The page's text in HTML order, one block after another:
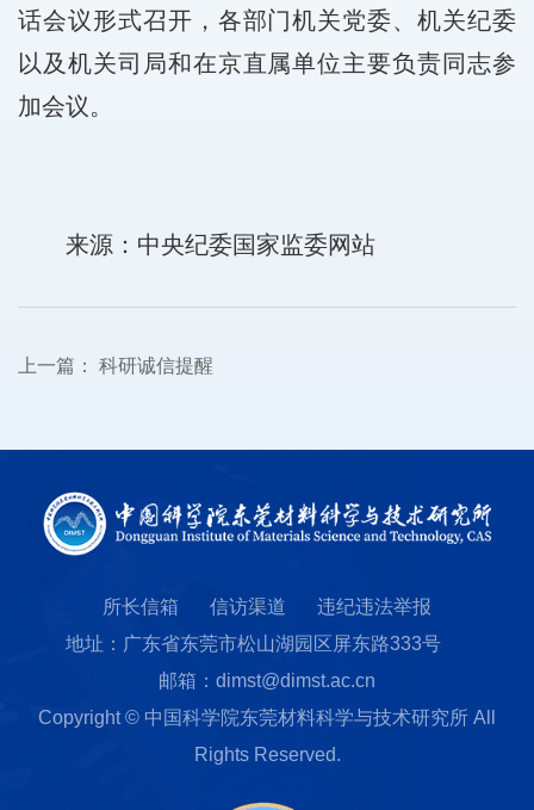
话会议形式召开，各部门机关党委、机关纪委
以及机关司局和在京直属单位主要负责同志参
加会议。
来源：中央纪委国家监委网站
上一篇： 科研诚信提醒
所长信箱 信访渠道
违纪违法举报
地址：广东省东莞市松山湖园区屏东路333号
邮箱：dimst@dimst.ac.cn
Copyright © 中国科学院东莞材料科学与技术研究所 All
Rights Reserved.